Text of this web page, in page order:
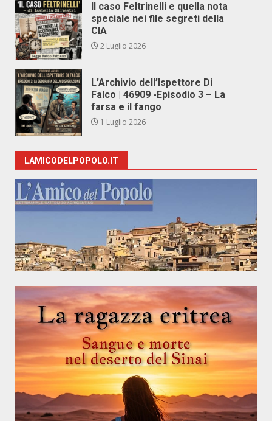
Il caso Feltrinelli e quella nota
speciale nei file segreti della
CIA
2 Luglio 2026
L’Archivio dell’Ispettore Di
Falco | 46909 -Episodio 3 – La
farsa e il fango
1 Luglio 2026
LAMICODELPOPOLO.IT